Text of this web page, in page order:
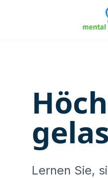
Lernen Sie,